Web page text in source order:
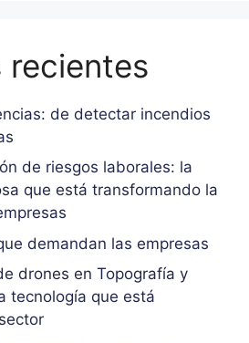
recientes
de detectar incendios
de riesgos laborales: la
que está transformando la
demandan las empresas
drones en Topografía y
tecnología que está